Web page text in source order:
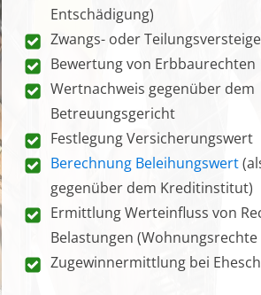
Entschädigung)
Zwangs- oder
Bewertung von Erbbaurechten
Wertnachweis gegenüber dem
Betreuungsgericht
Festlegung Versicherungswert
Berechnung Beleihungswert
gegenüber dem Kreditinstitut)
Ermittlung Werteinfluss von
Belastungen (Wohnungsrechte
Zugewinnermittlung bei